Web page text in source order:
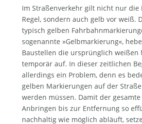
Im Straßenverkehr gilt nicht nur die
Regel, sondern auch gelb vor weiß.
typisch gelben
sogenannte »Gelbmarkierung«,
Baustellen die ursprünglich weißen
temporär auf. In dieser zeitlichen
allerdings ein Problem, denn es
gelben Markierungen auf der
werden müssen. Damit der gesamte
Anbringen bis zur Entfernung so
nachhaltig wie möglich abläuft,